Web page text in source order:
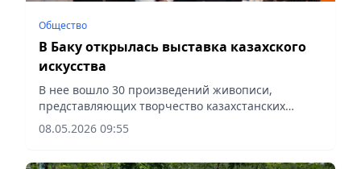
Общество
В Баку открылась выставка казахского
искусства
В нее вошло 30 произведений живописи,
представляющих творчество казахстанских
художников разных поколений, сообщает
vecher.kz.
08.05.2026 09:55